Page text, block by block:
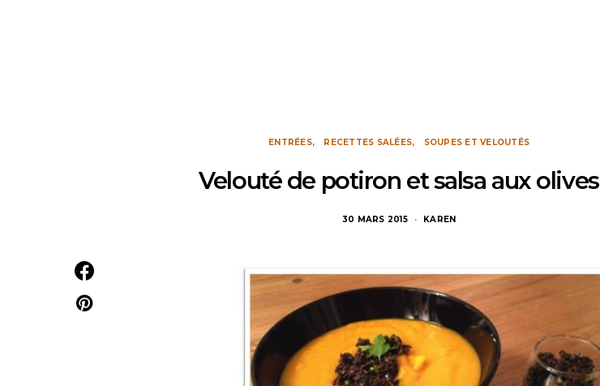
ENTRÉES RECETTES SALÉES SOUPES ET VELOUTÉS
Velouté de potiron et salsa aux olives
30 MARS 2015 KAREN